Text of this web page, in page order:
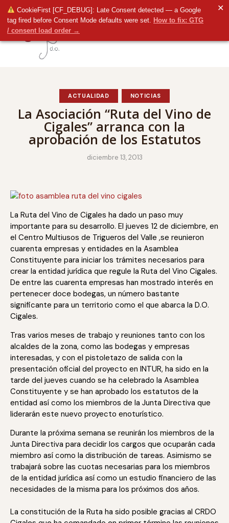
CookieFirst [CF_DEBUG]: Late Consent detected — a Google
tag fired before Consent Mode defaults were set. How to fix: GTG
/ consent load order →
✕
ACTUALIDAD NOTICIAS
La Asociación “Ruta del Vino de
Cigales” arranca con la
aprobación de los Estatutos
diciembre 13, 2013
La Ruta del Vino de Cigales ha dado un paso muy
importante para su desarrollo. El jueves 12 de diciembre, en
el Centro Multiusos de Trigueros del Valle ,se reunieron
cuarenta empresas y entidades en la Asamblea
Constituyente para iniciar los trámites necesarios para
crear la entidad jurídica que regule la Ruta del Vino Cigales.
De entre las cuarenta empresas han mostrado interés en
pertenecer doce bodegas, un número bastante
significante para un territorio como el que abarca la D.O.
Cigales.
Tras varios meses de trabajo y reuniones tanto con los
alcaldes de la zona, como las bodegas y empresas
interesadas, y con el pistoletazo de salida con la
presentación oficial del proyecto en INTUR, ha sido en la
tarde del jueves cuando se ha celebrado la Asamblea
Constituyente y se han aprobado los estatutos de la
entidad así como los miembros de la Junta Directiva que
liderarán este nuevo proyecto enoturístico.
Durante la próxima semana se reunirán los miembros de la
Junta Directiva para decidir los cargos que ocuparán cada
miembro así como la distribución de tareas. Asimismo se
trabajará sobre las cuotas necesarias para los miembros
de la entidad jurídica así como un estudio financiero de las
necesidades de la misma para los próximos dos años.
La constitución de la Ruta ha sido posible gracias al CRDO